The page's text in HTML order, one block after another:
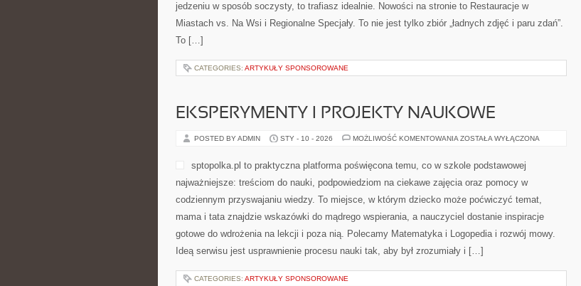
jedzeniu w sposób soczysty, to trafiasz idealnie. Nowości na stronie to Restauracje w
Miastach vs. Na Wsi i Regionalne Specjały. To nie jest tylko zbiór „ładnych zdjęć i paru zdań”.
To […]
CATEGORIES: ARTYKUŁY SPONSOROWANE
EKSPERYMENTY I PROJEKTY NAUKOWE
POSTED BY ADMIN STY - 10 - 2026 MOŻLIWOŚĆ KOMENTOWANIA EKSPERYMENTY
NAUKOWE
ZOSTAŁA WYŁĄCZONA
sptopolka.pl to praktyczna platforma poświęcona temu, co w szkole podstawowej
najważniejsze: treściom do nauki, podpowiedziom na ciekawe zajęcia oraz pomocy w
codziennym przyswajaniu wiedzy. To miejsce, w którym dziecko może poćwiczyć temat,
mama i tata znajdzie wskazówki do mądrego wspierania, a nauczyciel dostanie inspiracje
gotowe do wdrożenia na lekcji i poza nią. Polecamy Matematyka i Logopedia i rozwój mowy.
Ideą serwisu jest usprawnienie procesu nauki tak, aby był zrozumiały i […]
CATEGORIES: ARTYKUŁY SPONSOROWANE